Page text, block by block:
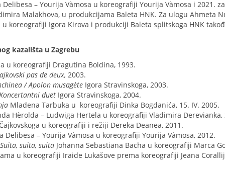
Delibesa – Yourija Vàmosa u koreografiji Yourija Vàmosa i 2021.
Malakhova, u produkcijama Baleta HNK. Za ulogu Ahmeta
koreografiji Igora Kirova i produkciji Baleta splitskoga HNK
kazališta u Zagrebu
u koreografiji Dragutina Boldina, 1993.
pas de deux, 2003.
/ Apolon musagète Igora Stravinskoga, 2003.
duet Igora Stravinskoga, 2004.
Mladena Tarbuka u koreografiji Dinka Bogdanića, 15. IV. 2005.
Hèrolda – Ludwiga Hertela u koreografiji Vladimira Derevianka,
u koreografiji i režiji Dereka Deanea, 2011.
Delibesa – Yourija Vàmosa u koreografiji Yourija Vàmosa, 2012.
suita, suita Johanna Sebastiana Bacha u koreografiji Marca
u koreografiji Iraide Lukašove prema koreografiji Jeana